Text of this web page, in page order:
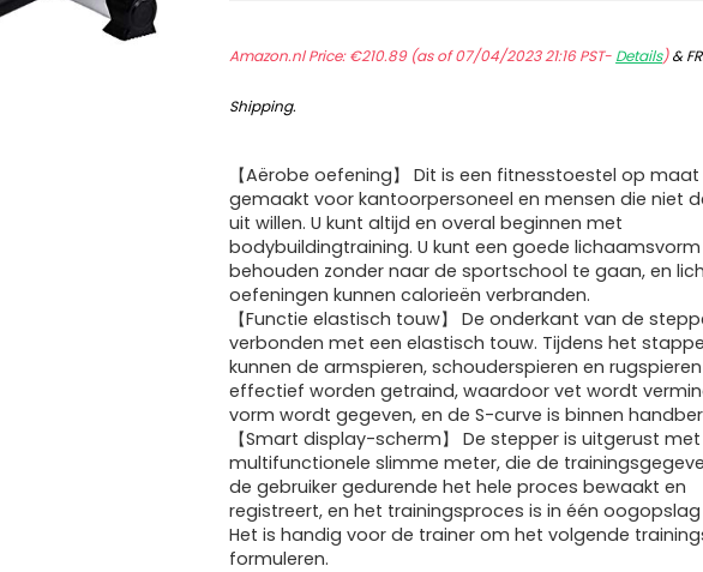
Amazon.nl Price:€210.89(as of 07/04/2023 21:16 PST- Details)&
Shipping.
【Aërobe oefening】 Dit is een fitnesstoestel op maat
gemaakt voor kantoorpersoneel en mensen die niet
uit willen. U kunt altijd en overal beginnen met
bodybuildingtraining. U kunt een goede lichaamsvorm
behouden zonder naar de sportschool te gaan, en
oefeningen kunnen calorieën verbranden.
【Functie elastisch touw】 De onderkant van de
verbonden met een elastisch touw. Tijdens het
kunnen de armspieren, schouderspieren en
effectief worden getraind, waardoor vet wordt
vorm wordt gegeven, en de S-curve is binnen
【Smart display-scherm】 De stepper is uitgerust
multifunctionele slimme meter, die de
de gebruiker gedurende het hele proces bewaakt en
registreert, en het trainingsproces is in één oogopslag
Het is handig voor de trainer om het volgende
formuleren.